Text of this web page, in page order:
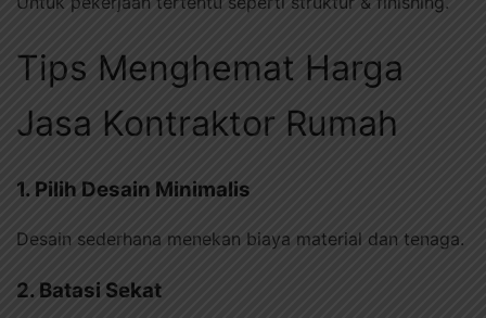
Tips Menghemat Harga
Jasa Kontraktor Rumah
1. Pilih Desain Minimalis
Desain sederhana menekan biaya material dan tenaga.
2. Batasi Sekat